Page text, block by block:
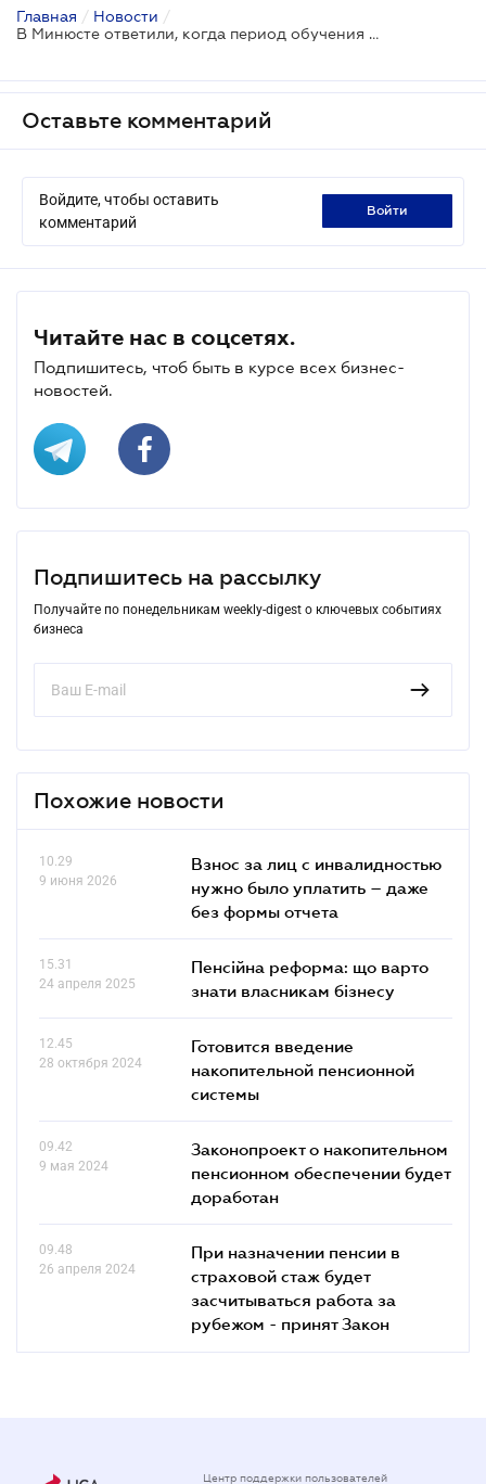
Главная / Новости /
В Минюсте ответили, когда период обучения засчитывается в трудовой стаж
Оставьте комментарий
Войдите, чтобы оставить
комментарий
войти
Читайте нас в соцсетях.
Подпишитесь, чтоб быть в курсе всех бизнес-
новостей.
Подпишитесь на рассылку
Получайте по понедельникам weekly-digest о ключевых событиях
бизнеса
Похожие новости
10.29
9 июня 2026
Взнос за лиц с инвалидностью
нужно было уплатить – даже
без формы отчета
15.31
24 апреля 2025
Пенсійна реформа: що варто
знати власникам бізнесу
12.45
28 октября 2024
Готовится введение
накопительной пенсионной
системы
09.42
9 мая 2024
Законопроект о накопительном
пенсионном обеспечении будет
доработан
09.48
26 апреля 2024
При назначении пенсии в
страховой стаж будет
засчитываться работа за
рубежом - принят Закон
Центр поддержки пользователей